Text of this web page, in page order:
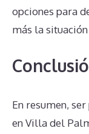
opciones para
más la
En resumen,
en Villa del